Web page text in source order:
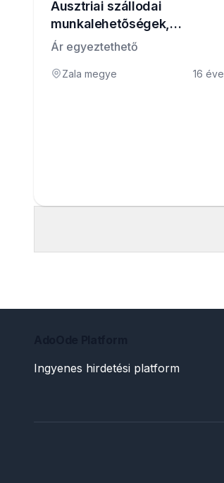
Ausztriai szállodai
munkalehetõségek,
felszolgáló, szakács,
Ár egyeztethető
Zala megye 16 éve
Ingyenes hirdetési platform